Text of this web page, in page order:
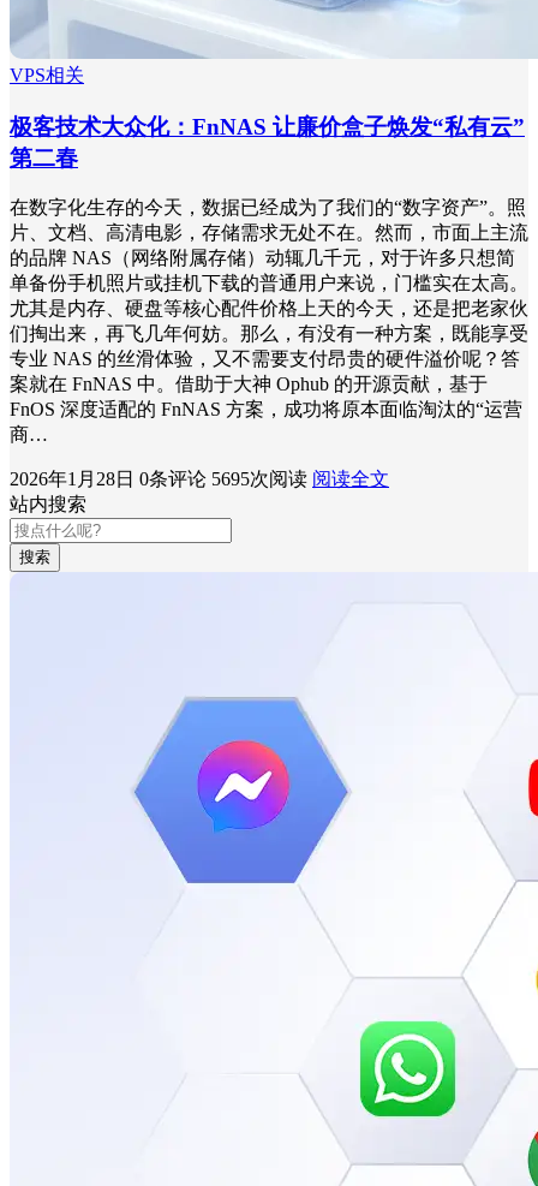
VPS相关
极客技术大众化：FnNAS 让廉价盒子焕发“私有云”
第二春
在数字化生存的今天，数据已经成为了我们的“数字资产”。照
片、文档、高清电影，存储需求无处不在。然而，市面上主流
的品牌 NAS（网络附属存储）动辄几千元，对于许多只想简
单备份手机照片或挂机下载的普通用户来说，门槛实在太高。
尤其是内存、硬盘等核心配件价格上天的今天，还是把老家伙
们掏出来，再飞几年何妨。那么，有没有一种方案，既能享受
专业 NAS 的丝滑体验，又不需要支付昂贵的硬件溢价呢？答
案就在 FnNAS 中。借助于大神 Ophub 的开源贡献，基于
FnOS 深度适配的 FnNAS 方案，成功将原本面临淘汰的“运营
商…
2026年1月28日 0条评论 5695次阅读 阅读全文
站内搜索
搜索